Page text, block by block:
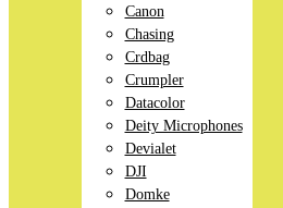
Canon
Chasing
Crdbag
Crumpler
Datacolor
Deity Microphones
Devialet
DJI
Domke